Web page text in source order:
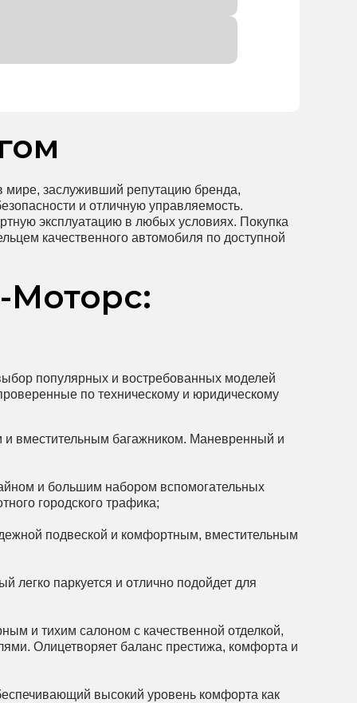
мире, заслуживший репутацию бренда,
и отличную управляемость.
эксплуатацию в любых условиях. Покупка
качественного автомобиля по доступной
Моторс:
популярных и востребованных моделей
по техническому и юридическому
вместительным багажником. Маневренный и
и большим набором вспомогательных
городского трафика;
подвеской и комфортным, вместительным
легко паркуется и отлично подойдет для
и тихим салоном с качественной отделкой,
Олицетворяет баланс престижа, комфорта и
высокий уровень комфорта как